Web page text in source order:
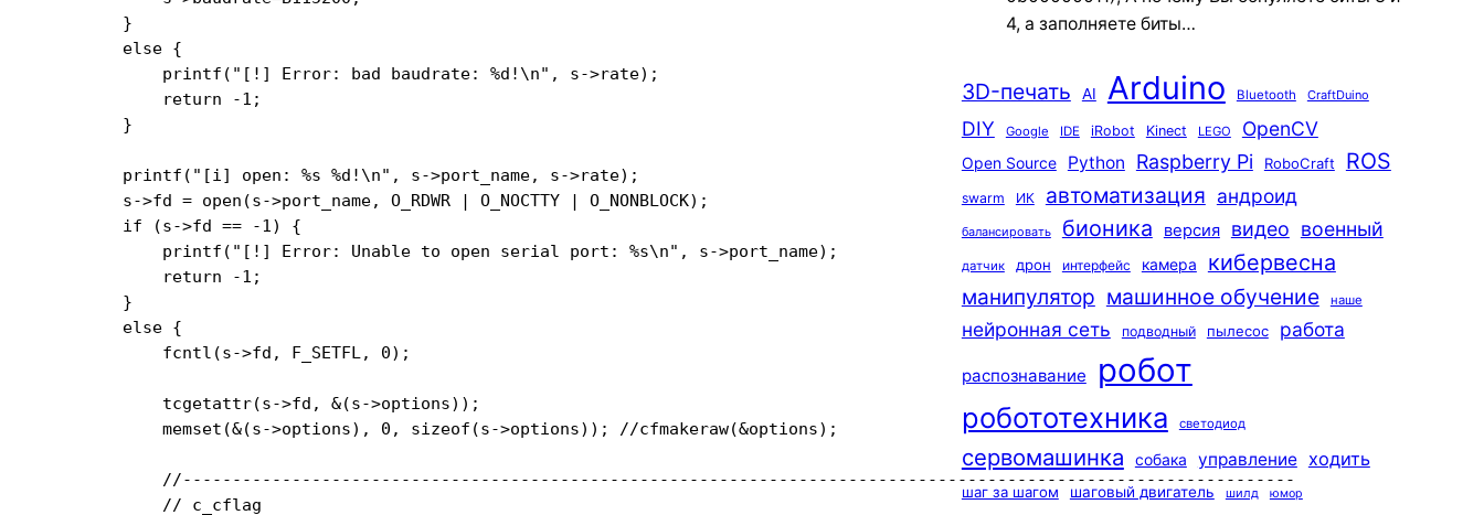
    }
    else {
        printf("[!] Error: bad baudrate: %d!\n", s->rate);
        return -1;
    }
    printf("[i] open: %s %d!\n", s->port_name, s->rate);
    s->fd = open(s->port_name, O_RDWR | O_NOCTTY | O_NONBLOCK);
    if (s->fd == -1) {
        printf("[!] Error: Unable to open serial port: %s\n", s->port_name);
        return -1;
    }
    else {
        fcntl(s->fd, F_SETFL, 0);
        tcgetattr(s->fd, &(s->options));
        memset(&(s->options), 0, sizeof(s->options)); //cfmakeraw(&options);
        //----------------------------------------------------------------------------------------------------------------
        // c_cflag
4, а заполняете биты…
3D-печать AI Arduino Bluetooth CraftDuino
DIY Google IDE iRobot Kinect LEGO OpenCV
Open Source Python Raspberry Pi RoboCraft ROS
swarm ИК автоматизация андроид
балансировать бионика версия видео военный
датчик дрон интерфейс камера кибервесна
манипулятор машинное обучение наше
нейронная сеть подводный пылесос работа
распознавание робот
робототехника светодиод
сервомашинка собака управление ходить
шаг за шагом шаговый двигатель шилд юмор